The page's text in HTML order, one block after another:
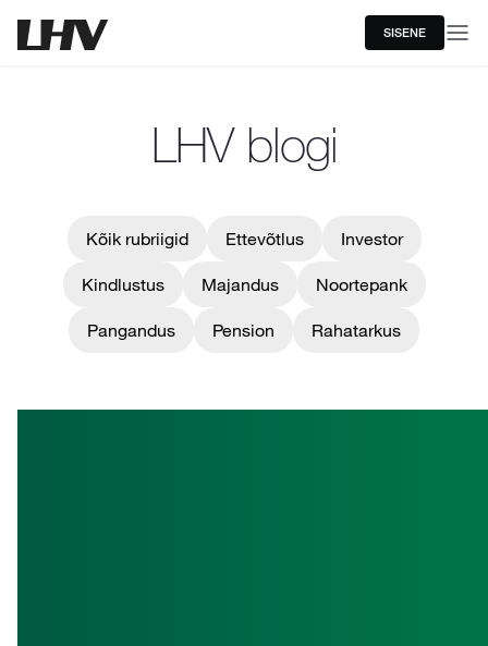
SISENE
LHV blogi
Kõik rubriigid Ettevõtlus Investor
Kindlustus Majandus Noortepank
Pangandus Pension Rahatarkus